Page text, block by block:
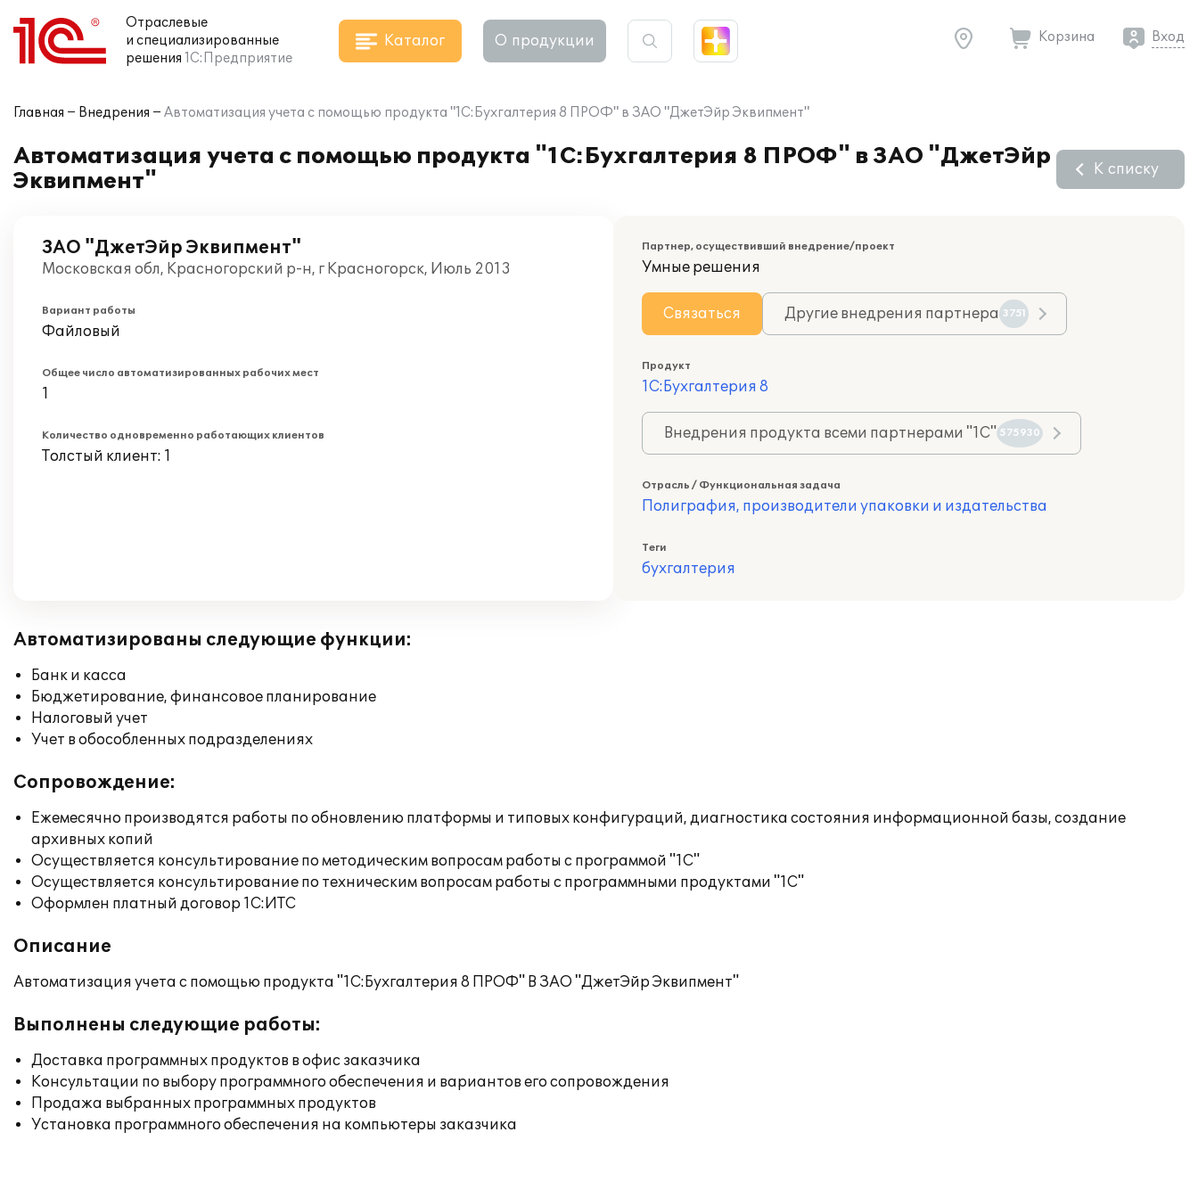
Отраслевые
и специализированные
решения 1С:Предприятие
Каталог О продукции Корзина Вход
Главная Внедрения Автоматизация учета с помощью продукта "1С:Бухгалтерия 8 ПРОФ" в ЗАО "ДжетЭйр Эквипмент"
Автоматизация учета с помощью продукта "1С:Бухгалтерия 8 ПРОФ" в ЗАО "ДжетЭйр
Эквипмент"
К списку
ЗАО "ДжетЭйр Эквипмент"
Московская обл, Красногорский р-н, г Красногорск, Июль 2013
Вариант работы
Файловый
Общее число автоматизированных рабочих мест
1
Количество одновременно работающих клиентов
Толстый клиент: 1
Партнер, осуществивший внедрение/проект
Умные решения
Связаться Другие внедрения партнера 3751
Продукт
1С:Бухгалтерия 8
Внедрения продукта всеми партнерами "1С" 575930
Отрасль / Функциональная задача
Полиграфия, производители упаковки и издательства
Теги
бухгалтерия
Автоматизированы следующие функции:
Банк и касса
Бюджетирование, финансовое планирование
Налоговый учет
Учет в обособленных подразделениях
Сопровождение:
Ежемесячно производятся работы по обновлению платформы и типовых конфигураций, диагностика состояния информационной базы, создание
архивных копий
Осуществляется консультирование по методическим вопросам работы с программой "1С"
Осуществляется консультирование по техническим вопросам работы с программными продуктами "1С"
Оформлен платный договор 1С:ИТС
Описание
Автоматизация учета с помощью продукта "1С:Бухгалтерия 8 ПРОФ" В ЗАО "ДжетЭйр Эквипмент"
Выполнены следующие работы:
Доставка программных продуктов в офис заказчика
Консультации по выбору программного обеспечения и вариантов его сопровождения
Продажа выбранных программных продуктов
Установка программного обеспечения на компьютеры заказчика